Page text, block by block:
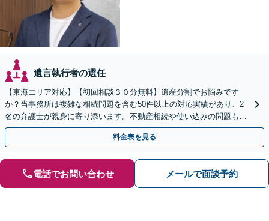
遺言執行者の選任
【東海エリア対応】【初回相談３０分無料】遺産分割でお悩みです
か？当事務所は複雑な相続問題を含む50件以上の対応実績があり、2
名の弁護士が親身に寄り添います。不動産相続や使い込みの問題も分
かりやすく解説。WEB相談可能。LINE予約受付中
料金表を見る
電話でお問い合わせ メールで面談予約